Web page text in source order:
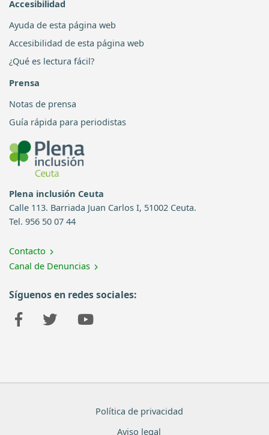
Accesibilidad
Ayuda de esta página web
Accesibilidad de esta página web
¿Qué es lectura fácil?
Prensa
Notas de prensa
Guía rápida para periodistas
Plena inclusión Ceuta
Calle 113. Barriada Juan Carlos I, 51002 Ceuta.
Tel. 956 50 07 44
Contacto
Canal de Denuncias
Síguenos en redes sociales:
Política de privacidad
Aviso legal